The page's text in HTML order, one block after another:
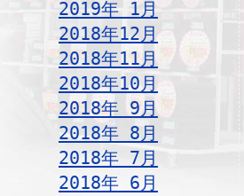
2019年 1月
2018年12月
2018年11月
2018年10月
2018年 9月
2018年 8月
2018年 7月
2018年 6月